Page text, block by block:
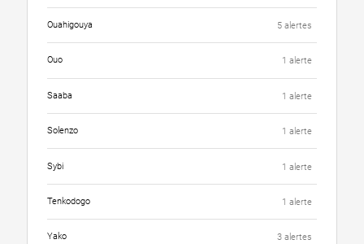
Ouahigouya 5 alertes
Ouo 1 alerte
Saaba 1 alerte
Solenzo 1 alerte
Sybi 1 alerte
Tenkodogo 1 alerte
Yako 3 alertes